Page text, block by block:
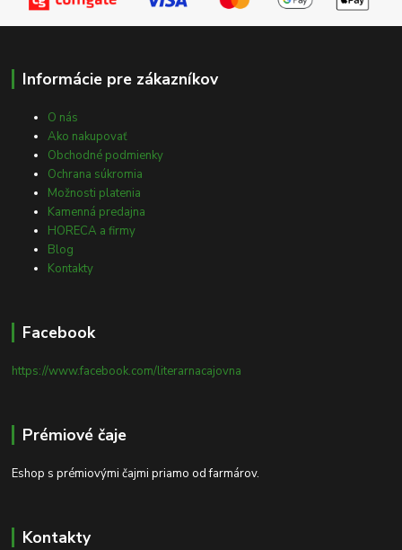
Informácie pre zákazníkov
O nás
Ako nakupovať
Obchodné podmienky
Ochrana súkromia
Možnosti platenia
Kamenná predajna
HORECA a firmy
Blog
Kontakty
Facebook
https://www.facebook.com/literarnacajovna
Prémiové čaje
Eshop s prémiovými čajmi priamo od farmárov.
Kontakty